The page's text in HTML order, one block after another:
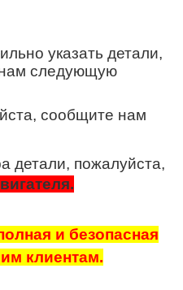
указать детали,
следующую
сообщите нам
детали, пожалуйста,
и безопасная
клиентам.